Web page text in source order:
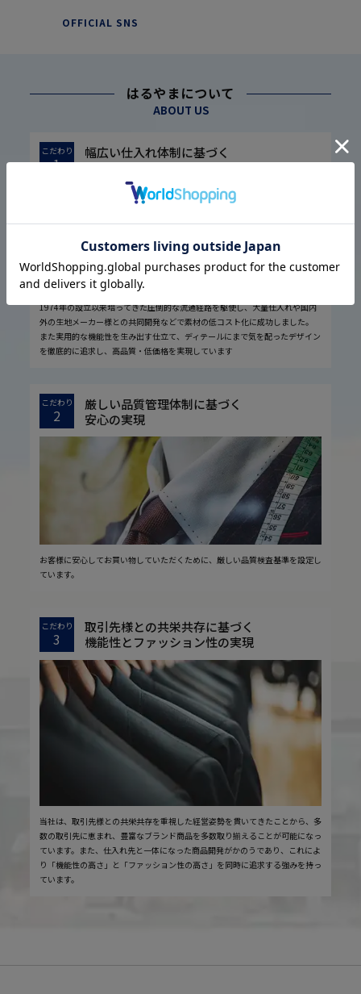
OFFICIAL SNS
はるやまについて
ABOUT US
こだわり
1
幅広い仕入れ体制に基づく
高品質・低価格の実現
1974年の設立以来培ってきた圧倒的な流通経路を駆使し、大量仕入れや国内
外の生地メーカー様との共同開発などで素材の低コスト化に成功しました。
また実用的な機能性を生み出す仕立て、ディテールにまで気を配ったデザイン
を徹底的に追求し、高品質・低価格を実現しています
こだわり
2
厳しい品質管理体制に基づく
安心の実現
お客様に安心してお買い物していただくために、厳しい品質検査基準を設定し
ています。
こだわり
3
取引先様との共栄共存に基づく
機能性とファッション性の実現
当社は、取引先様との共栄共存を重視した経営姿勢を貫いてきたことから、多
数の取引先に恵まれ、豊富なブランド商品を多数取り揃えることが可能になっ
ています。また、仕入れ先と一体になった商品開発がかのうであり、これによ
り「機能性の高さ」と「ファッション性の高さ」を同時に追求する強みを持っ
ています。